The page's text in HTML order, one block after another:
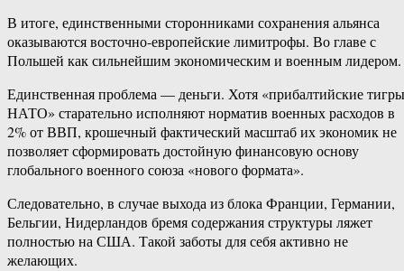
В итоге, единственными сторонниками сохранения альянса
оказываются восточно-европейские лимитрофы. Во главе с
Польшей как сильнейшим экономическим и военным лидером.
Единственная проблема — деньги. Хотя «прибалтийские тигры
НАТО» старательно исполняют норматив военных расходов в
2% от ВВП, крошечный фактический масштаб их экономик не
позволяет сформировать достойную финансовую основу
глобального военного союза «нового формата».
Следовательно, в случае выхода из блока Франции, Германии,
Бельгии, Нидерландов бремя содержания структуры ляжет
полностью на США. Такой заботы для себя активно не
желающих.